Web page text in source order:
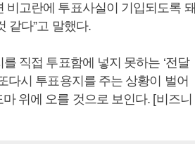
비고란에 투표사실이 기입되도록 돼
같다”고 말했다.
직접 투표함에 넣지 못하는 ‘전달
다시 투표용지를 주는 상황이 벌어
위에 오를 것으로 보인다. [비즈니